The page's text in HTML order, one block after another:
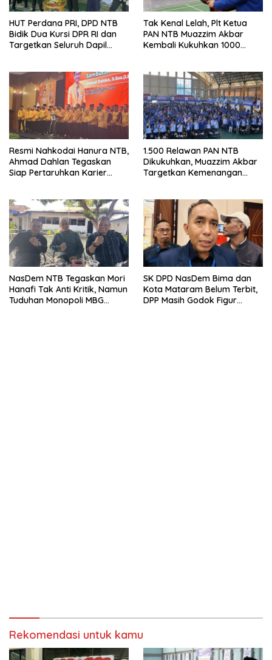
HUT Perdana PRI, DPD NTB
Bidik Dua Kursi DPR RI dan
Targetkan Seluruh Dapil
Tak Kenal Lelah, Plt Ketua
PAN NTB Muazzim Akbar
Kembali Kukuhkan 1000
Resmi Nahkodai Hanura NTB,
Ahmad Dahlan Tegaskan
Siap Pertaruhkan Karier
1.500 Relawan PAN NTB
Dikukuhkan, Muazzim Akbar
Targetkan Kemenangan
NasDem NTB Tegaskan Mori
Hanafi Tak Anti Kritik, Namun
Tuduhan Monopoli MBG
SK DPD NasDem Bima dan
Kota Mataram Belum Terbit,
DPP Masih Godok Figur
Rekomendasi untuk kamu